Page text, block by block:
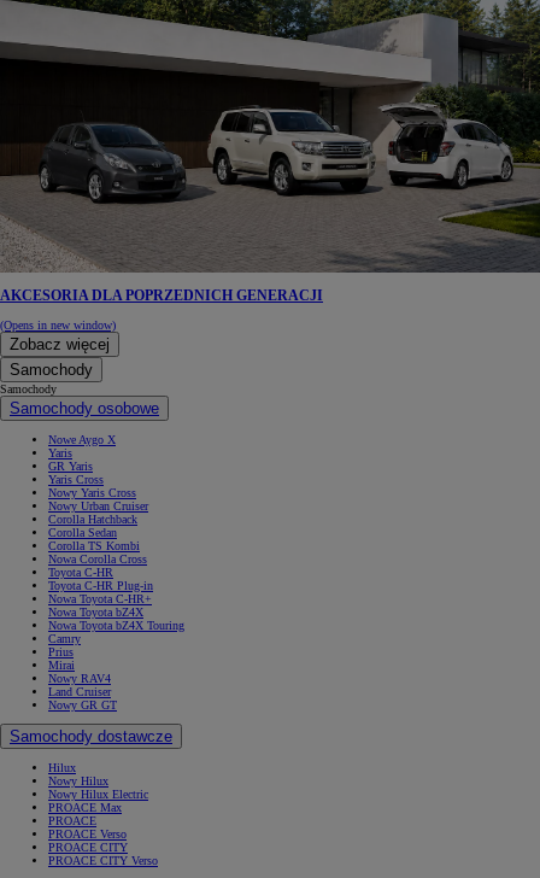
AKCESORIA DLA POPRZEDNICH GENERACJI
(Opens in new window)
Zobacz więcej
Samochody
Samochody
Samochody osobowe
Nowe Aygo X
Yaris
GR Yaris
Yaris Cross
Nowy Yaris Cross
Nowy Urban Cruiser
Corolla Hatchback
Corolla Sedan
Corolla TS Kombi
Nowa Corolla Cross
Toyota C-HR
Toyota C-HR Plug-in
Nowa Toyota C-HR+
Nowa Toyota bZ4X
Nowa Toyota bZ4X Touring
Camry
Prius
Mirai
Nowy RAV4
Land Cruiser
Nowy GR GT
Samochody dostawcze
Hilux
Nowy Hilux
Nowy Hilux Electric
PROACE Max
PROACE
PROACE Verso
PROACE CITY
PROACE CITY Verso